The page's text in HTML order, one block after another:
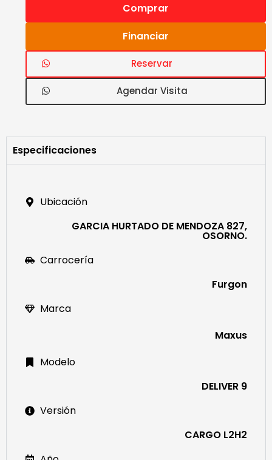
Comprar
Financiar
Reservar
Agendar Visita
Especificaciones
Ubicación
GARCIA HURTADO DE MENDOZA 827,
OSORNO.
Carrocería
Furgon
Marca
Maxus
Modelo
DELIVER 9
Versión
CARGO L2H2